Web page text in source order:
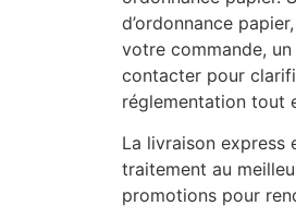
d’ordonnance
votre commande,
contacter pour
réglementation tout
La livraison express
traitement au
promotions pour